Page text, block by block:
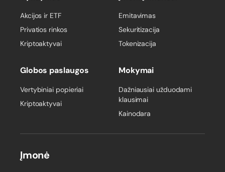
Akcijos ir ETF
Privatios rinkos
Kriptoaktyvai
Globos paslaugos
Vertybiniai popieriai
Kriptoaktyvai
Emitavimas
Sekuritizacija
Tokenizacija
Mokymai
Dažniausiai užduodami
klausimai
Kainodara
Įmonė